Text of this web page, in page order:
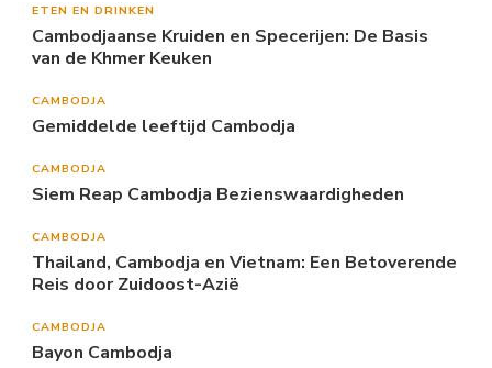
ETEN EN DRINKEN
Cambodjaanse Kruiden en Specerijen: De Basis
van de Khmer Keuken
CAMBODJA
Gemiddelde leeftijd Cambodja
CAMBODJA
Siem Reap Cambodja Bezienswaardigheden
CAMBODJA
Thailand, Cambodja en Vietnam: Een Betoverende
Reis door Zuidoost-Azië
CAMBODJA
Bayon Cambodja